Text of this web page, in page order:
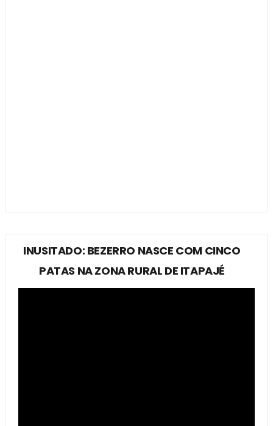
INUSITADO: BEZERRO NASCE COM CINCO
PATAS NA ZONA RURAL DE ITAPAJÉ